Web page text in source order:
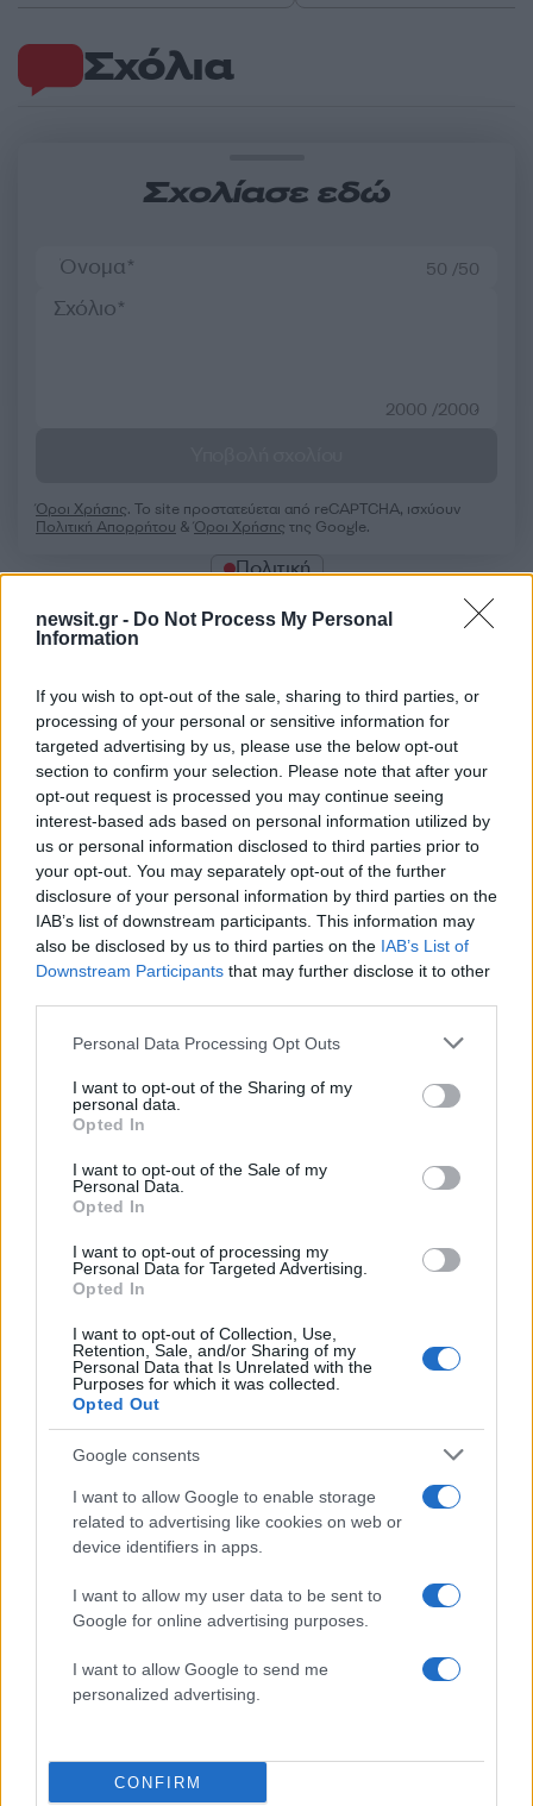
newsit.gr - Do Not Process My Personal
Information
If you wish to opt-out of the sale, sharing to third parties, or
processing of your personal or sensitive information for
targeted advertising by us, please use the below opt-out
section to confirm your selection. Please note that after your
opt-out request is processed you may continue seeing
interest-based ads based on personal information utilized by
us or personal information disclosed to third parties prior to
your opt-out. You may separately opt-out of the further
disclosure of your personal information by third parties on the
IAB’s list of downstream participants. This information may
also be disclosed by us to third parties on the IAB’s List of
Downstream Participants that may further disclose it to other
Please note that this website/app uses one or more Google
not limited to your visit or usage behaviour. You may click to
grant or deny consent to Google and its third-party tags to
use your data for below specified purposes in below Google
consent section.
Personal Data Processing Opt Outs
I want to opt-out of the Sharing of my
personal data.
Opted In
I want to opt-out of the Sale of my
Personal Data.
Opted In
I want to opt-out of processing my
Personal Data for Targeted Advertising.
Opted In
I want to opt-out of Collection, Use,
Retention, Sale, and/or Sharing of my
Personal Data that Is Unrelated with the
Purposes for which it was collected.
Opted Out
Google consents
I want to allow Google to enable storage
related to advertising like cookies on web or
device identifiers in apps.
I want to allow my user data to be sent to
Google for online advertising purposes.
I want to allow Google to send me
personalized advertising.
CONFIRM
Σχόλια
Σχολίασε εδώ
50 /50
2000 /2000
Όροι Χρήσης. Το site προστατεύεται από reCAPTCHA, ισχύουν
Πολιτική Απορρήτου &Όροι Χρήσης της Google.
Πολιτική
Share:
Ακολουθήστε το Νewsit.gr στο Google Newsκαι
ενημερωθείτε πρώτοι για όλη την ειδησεογραφία και τα
τελευταία νέατης ημέρας
Πιο δημοφιλή
1 Η Άννα Βίσση ξετρελάθηκε με μπάντα που
έπαιζε Τσιτσάνη στο Φισκάρδο και τους
Κωνσταντίνος Αργυρός και Αλεξάνδρα
Νίκα κάνουν διακοπές με πολυτελές γιοτ
Μαριζέτα Αντωνοπούλου στο newsit.gr: Οι
“σωτήρες” ανήκουν στο χρονοντούλαπο
Θρήνος για τον Λιονέλ Μέσι – Πέθανε ο
πατέρας του, Χόρχε
Το 5ο πακέτο βίντεο και φωτογραφιών με
UFO από το Πεντάγωνο - Το «τρίγωνο» και
οι «ψυχρές σφαίρες»
Πιο σχολιασμένα
104 Marfin: Η 46χρονη πήρε προθεσμία για
να απολογηθεί την Τρίτη – «Είναι αθώα,
συμμετείχε στη διαδήλωση όπως και
100.000 άτομα»
Βγήκαν ξανά τα μαχαίρια στην Ελπίδα
για τη Δημοκρατία: «Καρυστιανού,
Γρατσία και Γαλανός μετέτρεψαν το
κίνημα σε φοβικό αρχηγικό κόμμα»
Μεταφορές χρημάτων: Πότε μπορεί να
φόρος – Τι ισχυεί για τις γονικές παροχές
Απίστευτο κι όμως αληθινό -
Χανίων επειδή κλάπηκε το μηχανάκι του
γιατρού